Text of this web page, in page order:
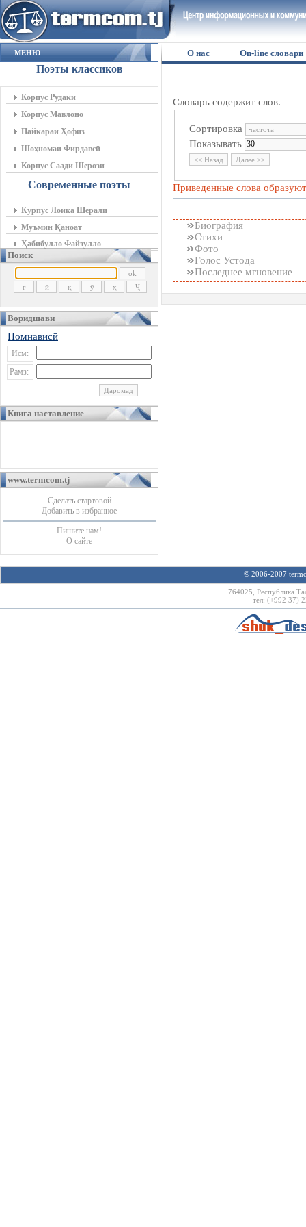
МЕНЮ
Поэты классиков
Корпус Рудаки
Корпус Мавлоно
Пайкараи Ҳофиз
Шоҳномаи Фирдавсӣ
Корпус Саади Шерози
Современные поэты
Курпус Лоика Шерали
Муъмин Қаноат
Ҳабибулло Файзулло
Поиск
Воридшавӣ
Номнависӣ
Исм:
Рамз:
Книга наставление
www.termcom.tj
Сделать стартовой
Добавить в избранное
Пишите нам!
О сайте
О нас On-line словари
Словарь содержит слов.
Сортировка
Показывать
Приведенные слова
Биография
Стихи
Фото
Голос Устода
Последнее мгновение
© 2006-2007
764025, Республика
тел: (+992 37)